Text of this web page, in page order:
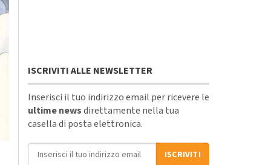
ISCRIVITI ALLE NEWSLETTER
Inserisci il tuo indirizzo email per ricevere le
ultime newsdirettamente nella tua
casella di posta elettronica.
Indirizzo email
ISCRIVITI